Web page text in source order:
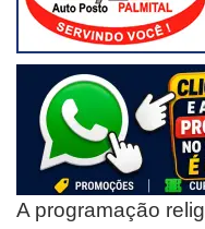
A programação